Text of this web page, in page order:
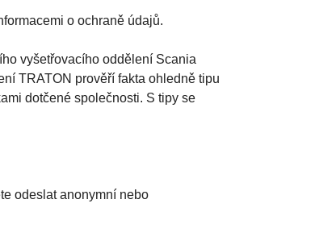
o ochraně údajů.
vyšetřovacího oddělení Scania
TRATON prověří fakta ohledně tipu
dotčené společnosti. S tipy se
odeslat anonymní nebo